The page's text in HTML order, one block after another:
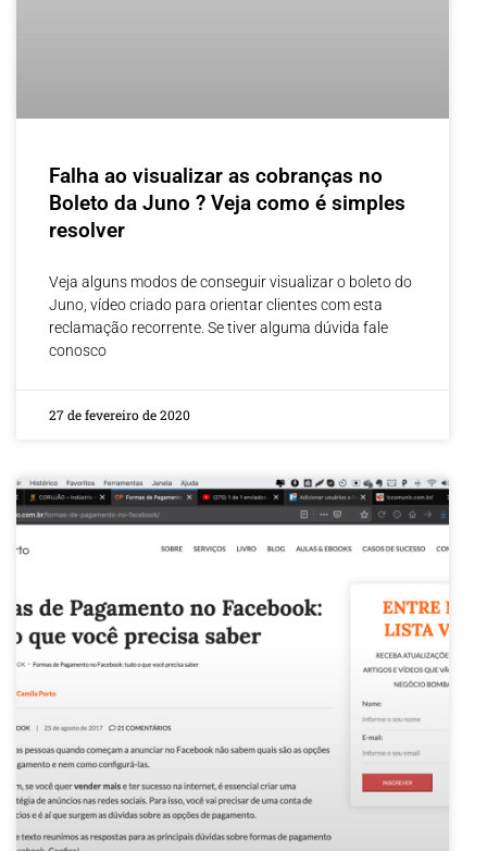
Falha ao visualizar as cobranças no
Boleto da Juno ? Veja como é simples
resolver
Veja alguns modos de conseguir visualizar o boleto do
Juno, vídeo criado para orientar clientes com esta
reclamação recorrente. Se tiver alguma dúvida fale
conosco
27 de fevereiro de 2020